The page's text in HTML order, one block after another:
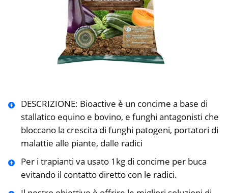
DESCRIZIONE: Bioactive è un concime a base di
stallatico equino e bovino, e funghi antagonisti che
bloccano la crescita di funghi patogeni, portatori di
malattie alle piante, dalle radici
Per i trapianti va usato 1kg di concime per buca
evitando il contatto diretto con le radici.